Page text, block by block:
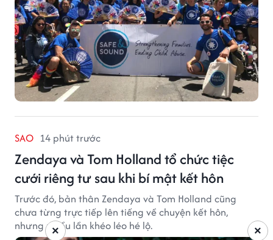
SAO 14 phút trước
Zendaya và Tom Holland tổ chức tiệc
cưới riêng tư sau khi bí mật kết hôn
Trước đó, bản thân Zendaya và Tom Holland cũng
chưa từng trực tiếp lên tiếng về chuyện kết hôn,
nhưng nhiều lần khéo léo hé lộ.
×
×